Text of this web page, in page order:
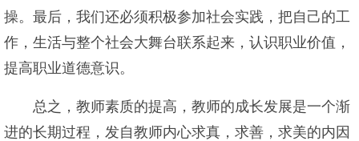
操。最后，我们还必须积极参加社会实践，把自己的工
作，生活与整个社会大舞台联系起来，认识职业价值，
提高职业道德意识。
总之，教师素质的提高，教师的成长发展是一个渐
进的长期过程，发自教师内心求真，求善，求美的内因